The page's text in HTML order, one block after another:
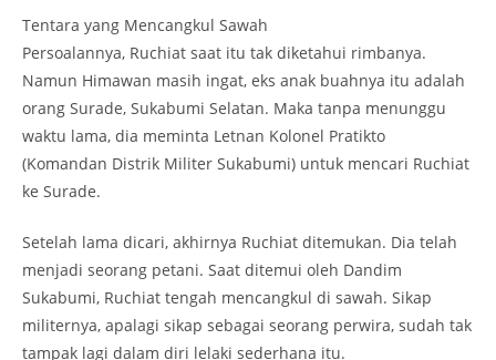
Tentara yang Mencangkul Sawah
Persoalannya, Ruchiat saat itu tak diketahui rimbanya.
Namun Himawan masih ingat, eks anak buahnya itu adalah
orang Surade, Sukabumi Selatan. Maka tanpa menunggu
waktu lama, dia meminta Letnan Kolonel Pratikto
(Komandan Distrik Militer Sukabumi) untuk mencari Ruchiat
ke Surade.
Setelah lama dicari, akhirnya Ruchiat ditemukan. Dia telah
menjadi seorang petani. Saat ditemui oleh Dandim
Sukabumi, Ruchiat tengah mencangkul di sawah. Sikap
militernya, apalagi sikap sebagai seorang perwira, sudah tak
tampak lagi dalam diri lelaki sederhana itu.